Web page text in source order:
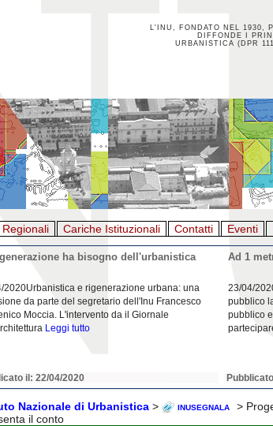
L'INU, FONDATO NEL 1930,
DIFFONDE I
URBANISTICA (DPR
Cariche Istituzionali Contatti Eventi
ha bisogno dell'urbanistica
2020Urbanistica e rigenerazione urbana: una
da parte del segretario dell'Inu Francesco
Moccia. L'intervento da il Giornale
Leggi tutto
il: 22/04/2020
Ad 1
23/04/
pubblico
pubblico
Nazionale di Urbanistica > INUSEGNALA
>
il conto